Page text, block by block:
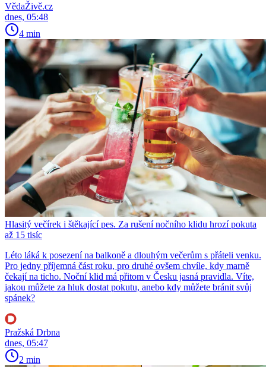
VědaŽivě.cz
dnes, 05:48
4 min
Hlasitý večírek i štěkající pes. Za rušení nočního klidu hrozí pokuta
až 15 tisíc
Léto láká k posezení na balkoně a dlouhým večerům s přáteli venku.
Pro jedny příjemná část roku, pro druhé ovšem chvíle, kdy marně
čekají na ticho. Noční klid má přitom v Česku jasná pravidla. Víte,
jakou můžete za hluk dostat pokutu, anebo kdy můžete bránit svůj
spánek?
Pražská Drbna
dnes, 05:47
2 min